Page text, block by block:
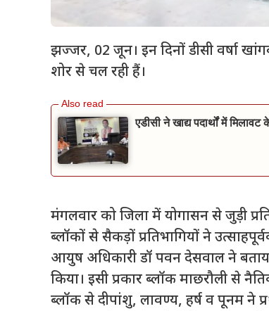
झज्जर, 02 जून। इन दिनों डीसी वर्षा
शोर से चल रही हैं।
एडीसी ने खाद्य पदार्थों में
मंगलवार को जिला में योगासन से जुड़ी
ब्लॉकों से सैकड़ों प्रतिभागियों ने
आयुष अधिकारी डॉ पवन देसवाल ने बताया
किया। इसी प्रकार ब्लॉक माछरौली से
ब्लॉक से दीपांशु, लावण्य, हर्ष व पूनम ने